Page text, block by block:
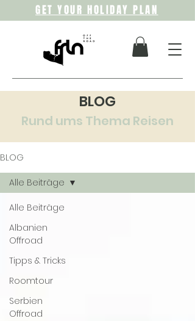
GET YOUR HOLIDAY PLAN
BLOG
Rund ums Thema Reisen
BLOG
Alle Beiträge
Albanien
Offroad
Tipps & Tricks
Roomtour
Serbien
Offroad
Alle Beiträge